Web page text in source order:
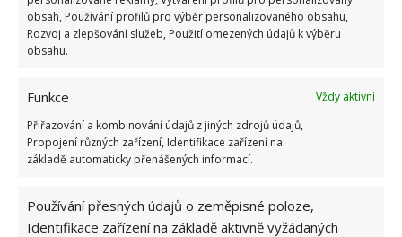
obsah, Používání profilů pro výběr personalizovaného obsahu,
Rozvoj a zlepšování služeb, Použití omezených údajů k výběru
obsahu.
Funkce
Vždy aktivní
Přiřazování a kombinování údajů z jiných zdrojů údajů,
Propojení různých zařízení, Identifikace zařízení na
základě automaticky přenášených informací.
Používání přesných údajů o zeměpisné poloze,
Identifikace zařízení na základě aktivně vyžádaných
Kuličky z alobalu mohou odstranit statickou
elektřinu z prádla. Jednu kuličku můžete používat po
dobu asi 6 měsíců, takže se jedná o skutečně levné
Lepicí páska
Na okraj lopatky na zametání nalepte lepicí pásku.
prach.